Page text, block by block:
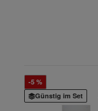
Günstig im Set
-5 %